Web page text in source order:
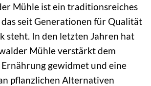
Mühle ist ein traditionsreiches
seit Generationen für Qualität
steht. In den letzten Jahren hat
Mühle verstärkt dem
Ernährung gewidmet und eine
pflanzlichen Alternativen